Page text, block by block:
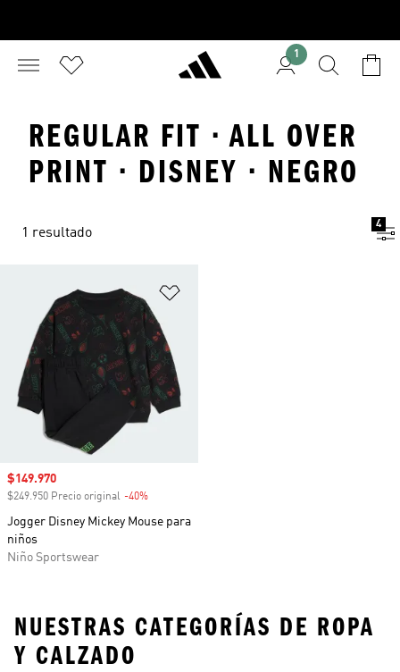
1
REGULAR FIT · ALL OVER
PRINT · DISNEY · NEGRO
1 resultado
4
Precio de venta
$149.970
$249.950 Precio original -40%
Jogger Disney Mickey Mouse para
niños
Niño Sportswear
NUESTRAS CATEGORÍAS DE ROPA
Y CALZADO